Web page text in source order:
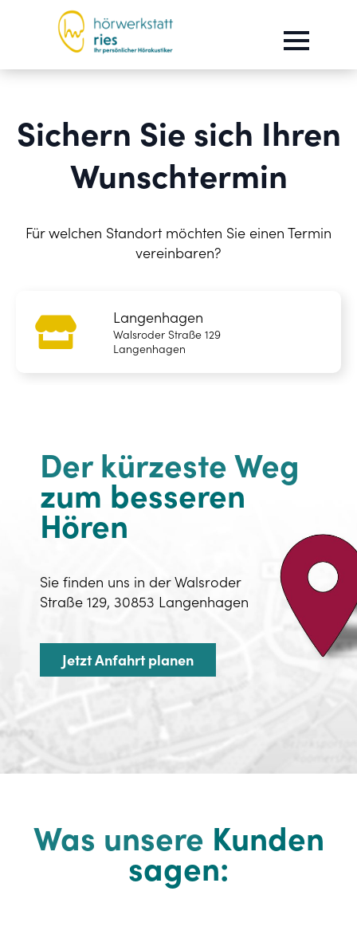
Sichern Sie sich Ihren
Wunschtermin
Für welchen Standort möchten Sie einen Termin
vereinbaren?
Langenhagen
Walsroder Straße 129
Langenhagen
Der kürzeste Weg
zum besseren
Hören
Sie finden uns in der Walsroder
Straße 129, 30853 Langenhagen
Jetzt Anfahrt planen
Was unsere Kunden
sagen: